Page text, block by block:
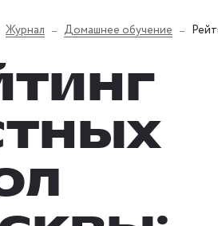
Журнал Домашнее обучение